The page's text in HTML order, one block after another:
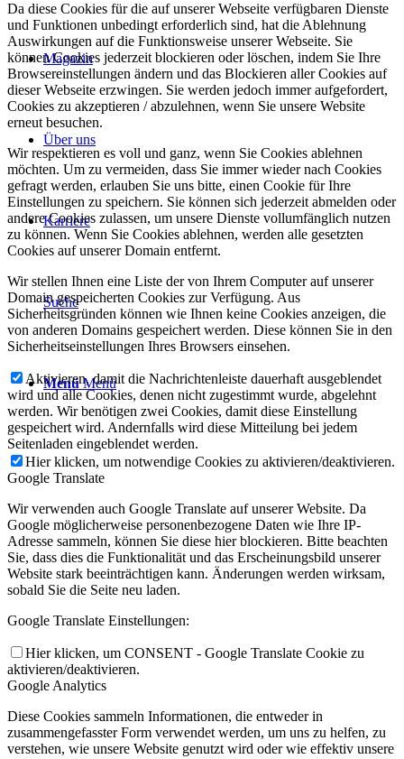
Magazin
Über uns
Karriere
Suche
Menü Menü
Da diese Cookies für die auf unserer Webseite verfügbaren Dienste
und Funktionen unbedingt erforderlich sind, hat die Ablehnung
Auswirkungen auf die Funktionsweise unserer Webseite. Sie
können Cookies jederzeit blockieren oder löschen, indem Sie Ihre
Browsereinstellungen ändern und das Blockieren aller Cookies auf
dieser Webseite erzwingen. Sie werden jedoch immer aufgefordert,
Cookies zu akzeptieren / abzulehnen, wenn Sie unsere Website
erneut besuchen.
Wir respektieren es voll und ganz, wenn Sie Cookies ablehnen
möchten. Um zu vermeiden, dass Sie immer wieder nach Cookies
gefragt werden, erlauben Sie uns bitte, einen Cookie für Ihre
Einstellungen zu speichern. Sie können sich jederzeit abmelden oder
andere Cookies zulassen, um unsere Dienste vollumfänglich nutzen
zu können. Wenn Sie Cookies ablehnen, werden alle gesetzten
Cookies auf unserer Domain entfernt.
Wir stellen Ihnen eine Liste der von Ihrem Computer auf unserer
Domain gespeicherten Cookies zur Verfügung. Aus
Sicherheitsgründen können wie Ihnen keine Cookies anzeigen, die
von anderen Domains gespeichert werden. Diese können Sie in den
Sicherheitseinstellungen Ihres Browsers einsehen.
Aktivieren, damit die Nachrichtenleiste dauerhaft ausgeblendet
wird und alle Cookies, denen nicht zugestimmt wurde, abgelehnt
werden. Wir benötigen zwei Cookies, damit diese Einstellung
gespeichert wird. Andernfalls wird diese Mitteilung bei jedem
Seitenladen eingeblendet werden.
Hier klicken, um notwendige Cookies zu aktivieren/deaktivieren.
Google Translate
Wir verwenden auch Google Translate auf unserer Website. Da
Google möglicherweise personenbezogene Daten wie Ihre IP-
Adresse sammeln, können Sie diese hier blockieren. Bitte beachten
Sie, dass dies die Funktionalität und das Erscheinungsbild unserer
Website stark beeinträchtigen kann. Änderungen werden wirksam,
sobald Sie die Seite neu laden.
Google Translate Einstellungen:
Hier klicken, um CONSENT - Google Translate Cookie zu
aktivieren/deaktivieren.
Google Analytics
Diese Cookies sammeln Informationen, die entweder in
zusammengefasster Form verwendet werden, um uns zu helfen, zu
verstehen, wie unsere Website genutzt wird oder wie effektiv unsere